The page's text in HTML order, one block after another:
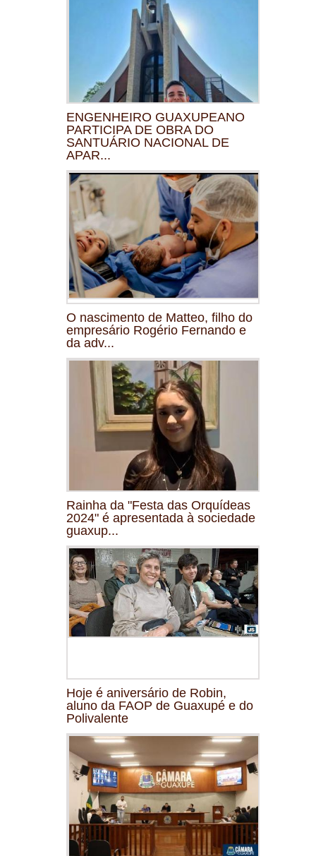
ENGENHEIRO GUAXUPEANO
PARTICIPA DE OBRA DO
SANTUÁRIO NACIONAL DE
APAR...
O nascimento de Matteo, filho do
empresário Rogério Fernando e
da adv...
Rainha da "Festa das Orquídeas
2024" é apresentada à sociedade
guaxup...
Hoje é aniversário de Robin,
aluno da FAOP de Guaxupé e do
Polivalente